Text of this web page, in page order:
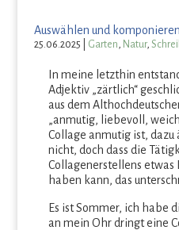
Auswählen und komponieren
25.06.2025 Garten , Natur,
In meine letzthin
Adjektiv „zärtlich“
aus dem
„anmutig, liebevoll,
Collage anmutig ist, dazu
nicht, doch dass die
Collagenerstellens etwas
haben kann, das
Es ist Sommer, ich habe
an mein Ohr dringt eine